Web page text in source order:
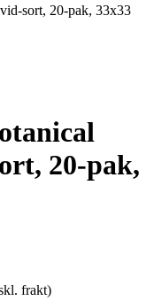
sort, 20-pak, 33x33
20-pak,
frakt)